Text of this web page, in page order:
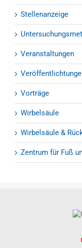
Stellenanzeige
Veranstaltungen
Vorträge
Wirbelsäule
Wirbelsäule &
Zentrum für Fuß